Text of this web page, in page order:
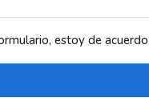
estoy de